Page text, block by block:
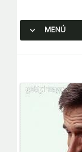
MENÚ